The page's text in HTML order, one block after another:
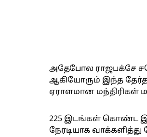
அதேபோல ராஜபக்சே
ஆகியோரும் இந்த
ஏராளமான மந்திரிகள்
225 இடங்கள் கொண்ட
நேரடியாக